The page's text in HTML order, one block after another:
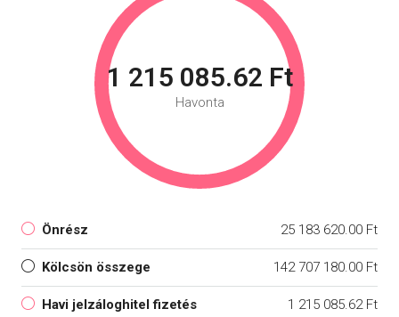
1 215 085.62 Ft
Havonta
Önrész 25 183 620.00 Ft
Kölcsön összege 142 707 180.00 Ft
Havi jelzáloghitel fizetés 1 215 085.62 Ft